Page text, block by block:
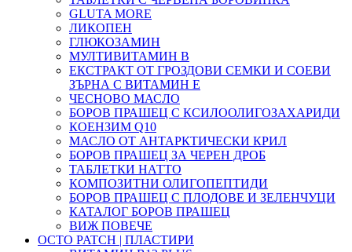
GLUTA MORE
ЛИКОПЕН
ГЛЮКОЗАМИН
МУЛТИВИТАМИН B
ЕКСТРАКТ ОТ ГРОЗДОВИ СЕМКИ И СОЕВИ
ЗЪРНА С ВИТАМИН Е
ЧЕСНОВО МАСЛО
БОРОВ ПРАШЕЦ С КСИЛООЛИГОЗАХАРИДИ
КОЕНЗИМ Q10
МАСЛО ОТ АНТАРКТИЧЕСКИ КРИЛ
БОРОВ ПРАШЕЦ ЗА ЧЕРЕН ДРОБ
ТАБЛЕТКИ НАТТО
КОМПОЗИТНИ ОЛИГОПЕПТИДИ
БОРОВ ПРАШЕЦ С ПЛОДОВЕ И ЗЕЛЕНЧУЦИ
КАТАЛОГ БОРОВ ПРАШЕЦ
ВИЖ ПОВЕЧЕ
OCTO PATCH | ПЛАСТИРИ